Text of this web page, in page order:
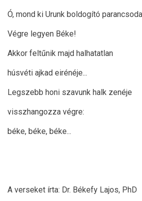
Ó, mond ki Urunk boldogító
Végre legyen Béke!
Akkor feltűnik majd halhatatlan
húsvéti ajkad eirénéje...
Legszebb honi szavunk halk zenéje
visszhangozza végre:
béke, béke, béke...
A verseket írta: Dr. Békefy Lajos, PhD